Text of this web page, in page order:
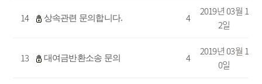
14 상속관련 문의합니다. 4
2019년 03월 1
2일
13 대여금반환소송 문의 4
2019년 03월 1
0일